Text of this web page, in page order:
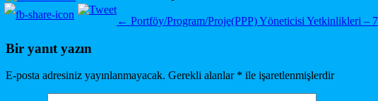
← Portföy/Program/Proje(PPP) Yöneticisi Yetkinlikleri – 7
Bir yanıt yazın
E-posta adresiniz yayınlanmayacak. Gerekli alanlar * ile işaretlenmişlerdir